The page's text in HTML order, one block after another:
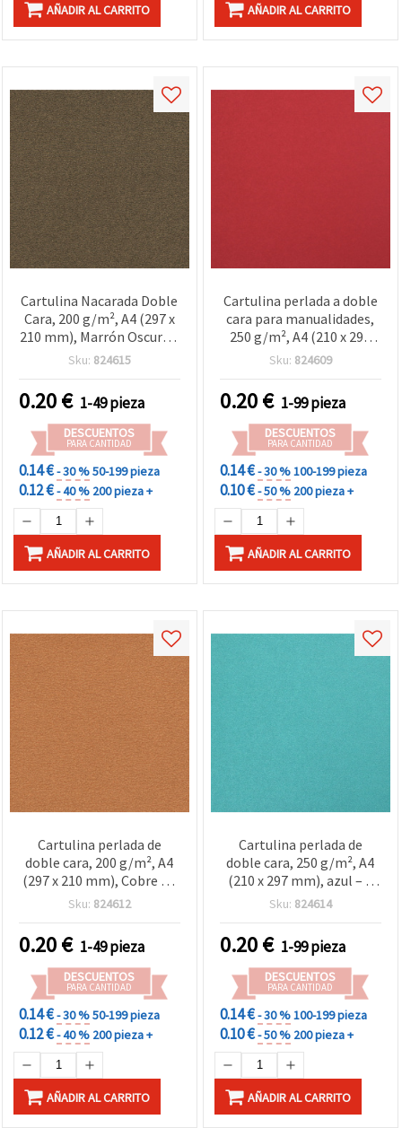
AÑADIR AL CARRITO AÑADIR AL CARRITO
Cartulina Nacarada Doble
Cara, 200 g/m², A4 (297 x
210 mm), Marrón Oscuro -
1 hoja
Sku: 824615
0.20€ 1-49 pieza
DESCUENTOS
PARA CANTIDAD
0.14 €- 30 %50-199 pieza
0.12 €- 40 % 200 pieza +
AÑADIR AL CARRITO
Cartulina perlada a doble
cara para manualidades,
250 g/m², A4 (210 x 297
mm), roja - 1 hoja
Sku: 824609
0.20€ 1-99 pieza
DESCUENTOS
PARA CANTIDAD
0.14 €- 30 %100-199 pieza
0.10 €- 50 % 200 pieza +
AÑADIR AL CARRITO
Cartulina perlada de
doble cara, 200 g/m², A4
(297 x 210 mm), Cobre - 1
hoja
Sku: 824612
0.20€ 1-49 pieza
DESCUENTOS
PARA CANTIDAD
0.14 €- 30 %50-199 pieza
0.12 €- 40 % 200 pieza +
AÑADIR AL CARRITO
Cartulina perlada de
doble cara, 250 g/m², A4
(210 x 297 mm), azul – 1
hoja
Sku: 824614
0.20€ 1-99 pieza
DESCUENTOS
PARA CANTIDAD
0.14 €- 30 %100-199 pieza
0.10 €- 50 % 200 pieza +
AÑADIR AL CARRITO